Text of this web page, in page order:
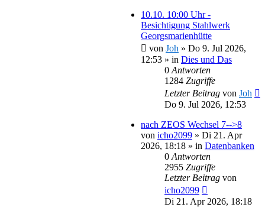
10.10. 10:00 Uhr -
Besichtigung Stahlwerk
Georgsmarienhütte
von Joh » Do 9. Jul 2026,
12:53 » in Dies und Das
0 Antworten
1284 Zugriffe
Letzter Beitrag von Joh
Do 9. Jul 2026, 12:53
nach ZEOS Wechsel 7-->8
von icho2099 » Di 21. Apr
2026, 18:18 » in Datenbanken
0 Antworten
2955 Zugriffe
Letzter Beitrag von
icho2099
Di 21. Apr 2026, 18:18